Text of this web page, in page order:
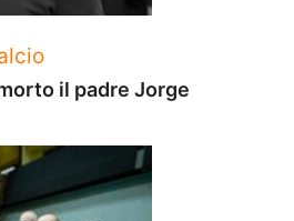
il padre Jorge